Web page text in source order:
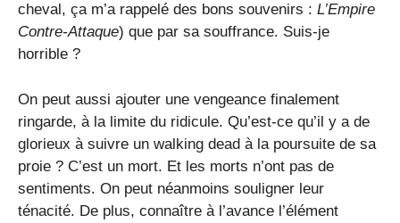
cheval, ça m’a rappelé des bons souvenirs : L’Empire
Contre-Attaque) que par sa souffrance. Suis-je
horrible ?
On peut aussi ajouter une vengeance finalement
ringarde, à la limite du ridicule. Qu’est-ce qu’il y a de
glorieux à suivre un walking dead à la poursuite de sa
proie ? C’est un mort. Et les morts n’ont pas de
sentiments. On peut néanmoins souligner leur
ténacité. De plus, connaître à l’avance l’élément